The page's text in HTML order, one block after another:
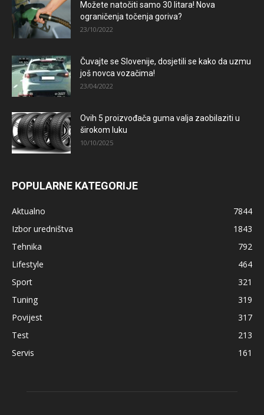
Možete natočiti samo 30 litara! Nova
ograničenja točenja goriva?
23/10/2022
Čuvajte se Slovenije, dosjetili se kako da uzmu
još novca vozačima!
23/04/2022
Ovih 5 proizvođača guma valja zaobilaziti u
širokom luku
10/10/2025
POPULARNE KATEGORIJE
Aktualno
7844
Izbor uredništva
1843
Tehnika
792
Lifestyle
464
Sport
321
Tuning
319
Povijest
317
Test
213
Servis
161